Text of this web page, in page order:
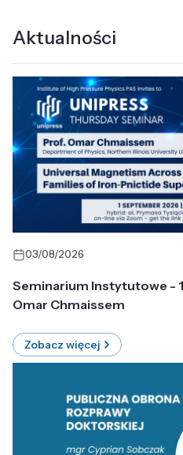
Aktualności
03/08/2026
Seminarium Instytutowe -
Omar Chmaissem
Zobacz więcej